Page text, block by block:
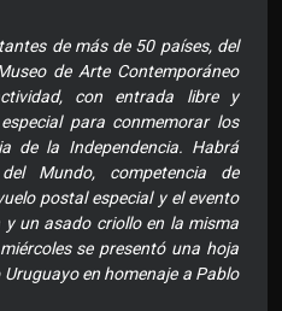
de más de 50 países, del
de Arte Contemporáneo
con entrada libre y
para conmemorar los
de la Independencia. Habrá
Mundo, competencia de
postal especial y el evento
un asado criollo en la misma
se presentó una hoja
en homenaje a Pablo